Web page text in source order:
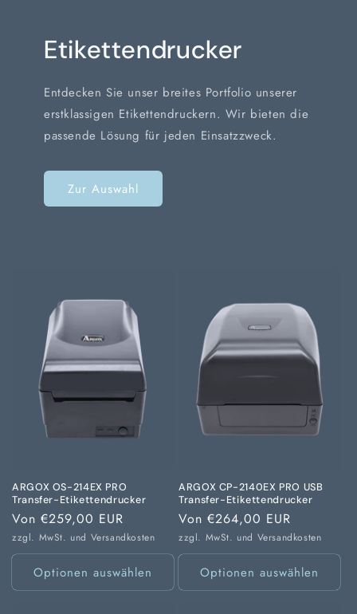
Etikettendrucker
Entdecken Sie unser breites Portfolio unserer
erstklassigen Etikettendruckern. Wir bieten die
passende Lösung für jeden Einsatzzweck.
Zur Auswahl
ARGOX OS-214EX PRO
Transfer-Etikettendrucker
Normaler
Preis
Von €259,00 EUR
zzgl. MwSt. und Versandkosten
Optionen auswählen
ARGOX CP-2140EX PRO USB
Transfer-Etikettendrucker
Normaler
Preis
Von €264,00 EUR
zzgl. MwSt. und Versandkosten
Optionen auswählen